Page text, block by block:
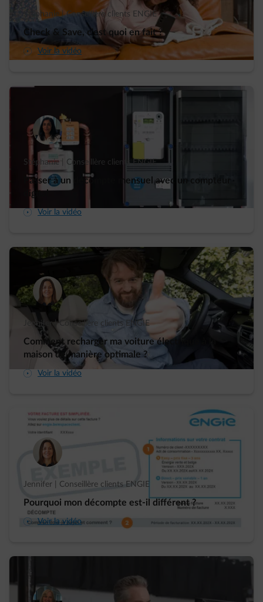
Stéphanie | Conseillère clients ENGIE
Check & Save, c'est quoi en fait ?
arrow-play-fwd Voir la vidéo
Stéphanie | Conseillère clients ENGIE
Passer à un décompte mensuel avec un compteur
digital
arrow-play-fwd Voir la vidéo
Jennifer | Conseillère clients ENGIE
Comment recharger ma voiture électrique à la
maison de manière optimale ?
arrow-play-fwd Voir la vidéo
Jennifer | Conseillère clients ENGIE
Pourquoi mon décompte est-il différent ?
arrow-play-fwd Voir la vidéo